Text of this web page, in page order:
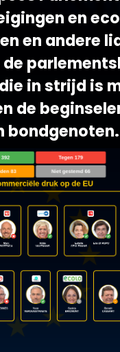
en
en andere
in strijd is
de
bondgenoten.